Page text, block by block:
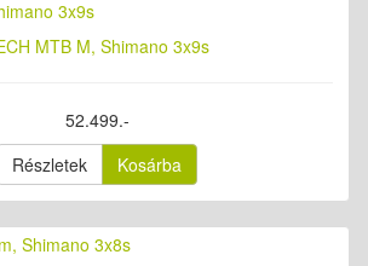
MTB M, Shimano 3x9s
52.499.-
Részletek
Kosárba